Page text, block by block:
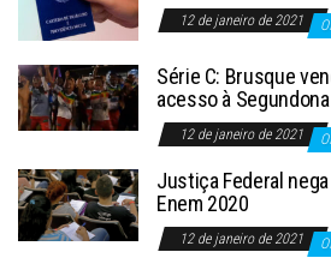
12 de janeiro de 2021
Série C: Brusque
acesso à Segundona
12 de janeiro de 2021
Justiça Federal
Enem 2020
12 de janeiro de 2021